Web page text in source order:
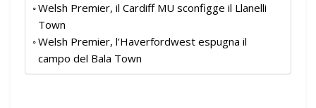
Welsh Premier, il Cardiff MU sconfigge il Llanelli
Town
Welsh Premier, l’Haverfordwest espugna il
campo del Bala Town